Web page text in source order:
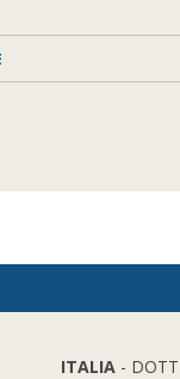
ITALIA -